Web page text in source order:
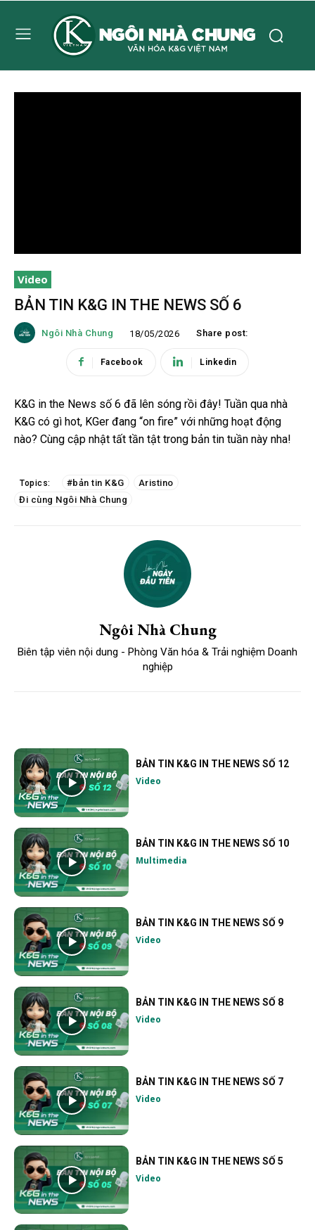
Video
BẢN TIN K&G IN THE NEWS SỐ 6
Ngôi Nhà Chung 18/05/2026 Share post:
Facebook Linkedin
K&G in the News số 6 đã lên sóng rồi đây! Tuần qua nhà
K&G có gì hot, KGer đang “on fire” với những hoạt động
nào? Cùng cập nhật tất tần tật trong bản tin tuần này nha!
Topics: #bản tin K&G
Aristino
Đi cùng Ngôi Nhà Chung
Ngôi Nhà Chung
Biên tập viên nội dung - Phòng Văn hóa & Trải nghiệm Doanh
nghiệp
BẢN TIN K&G IN THE NEWS SỐ 12
Video
BẢN TIN K&G IN THE NEWS SỐ 10
Multimedia
BẢN TIN K&G IN THE NEWS SỐ 9
Video
BẢN TIN K&G IN THE NEWS SỐ 8
Video
BẢN TIN K&G IN THE NEWS SỐ 7
Video
BẢN TIN K&G IN THE NEWS SỐ 5
Video